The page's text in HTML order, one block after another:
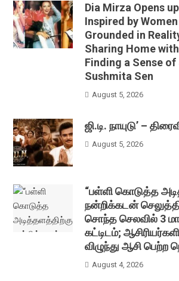
Dia Mirza Opens
Inspired by
Grounded in
Sharing Home
Finding a Sense
Sushmita Sen
August 5, 2026
ஜி.டி. நாயுடு’ –
August 5, 2026
“பள்ளி கொடுத்த
நன்றிக்கடன்
சொந்த செலவில் 3
கட்டிடம்;
விழுந்து ஆசி பெற்ற
August 4, 2026